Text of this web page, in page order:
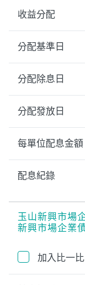
收益分配
分配基準日
分配除息日
分配發放日
每單位配息金額
配息紀錄
玉山新興市場
新興市場企業
加入比一比